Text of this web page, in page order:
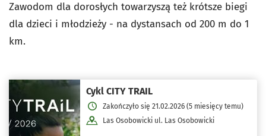
Zawodom dla dorosłych towarzyszą też krótsze biegi
dla dzieci i młodzieży - na dystansach od 200 m do 1
km.
Cykl CITY TRAIL
Zakończyło się 21.02.2026 (5 miesięcy temu)
Las Osobowicki ul. Las Osobowicki